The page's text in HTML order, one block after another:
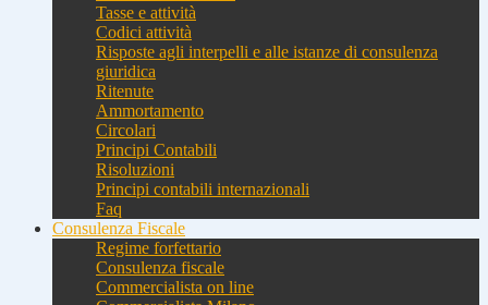
Tasse e attività
Codici attività
Risposte agli interpelli e alle istanze di consulenza
giuridica
Ritenute
Ammortamento
Circolari
Principi Contabili
Risoluzioni
Principi contabili internazionali
Faq
Consulenza Fiscale
Regime forfettario
Consulenza fiscale
Commercialista on line